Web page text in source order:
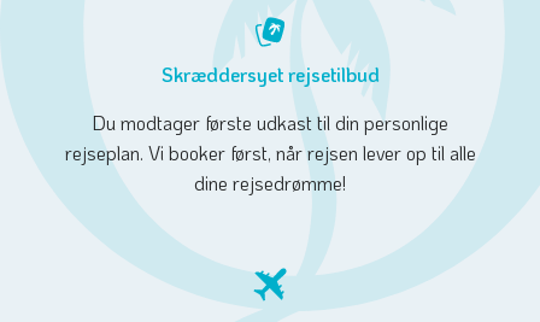
Skræddersyet rejsetilbud
Du modtager første udkast til din personlige
rejseplan. Vi booker først, når rejsen lever op til alle
dine rejsedrømme!